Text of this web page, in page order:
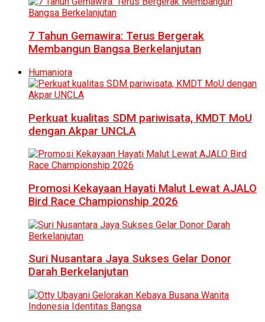
7 Tahun Gemawira: Terus Bergerak
Membangun Bangsa Berkelanjutan
Humaniora
Perkuat kualitas SDM pariwisata, KMDT MoU
dengan Akpar UNCLA
Promosi Kekayaan Hayati Malut Lewat AJALO
Bird Race Championship 2026
Suri Nusantara Jaya Sukses Gelar Donor
Darah Berkelanjutan